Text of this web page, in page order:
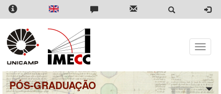
Pular
para
conteúdo
principal
Toggle
PÓS-GRADUAÇÃO